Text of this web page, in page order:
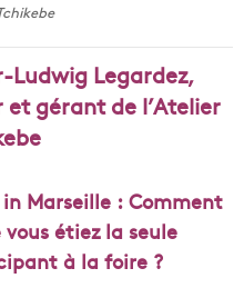
Ludwig Legardez,
gérant de l’Atelier
Marseille : Comment
étiez la seule
à la foire ?